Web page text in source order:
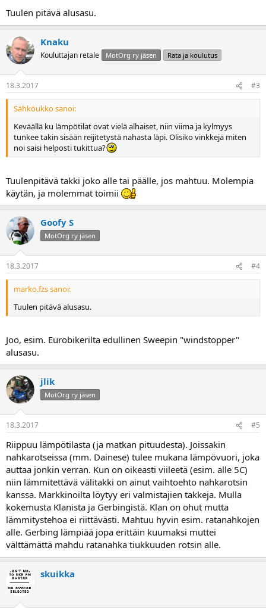
Tuulen pitävä alusasu.
Knaku
Kouluttajan retale MotOrg ry jäsen Rata ja koulutus
18.3.2017 #3
Sähköukko sanoi:
Keväällä ku lämpötilat ovat vielä alhaiset, niin viima ja kylmyys
tunkee takin sisään reijitetystä nahasta läpi. Olisiko vinkkejä miten
noi saisi helposti tukittua?
Tuulenpitävä takki joko alle tai päälle, jos mahtuu. Molempia
käytän, ja molemmat toimii
Goofy S
MotOrg ry jäsen
18.3.2017 #4
marko.fzs sanoi:
Tuulen pitävä alusasu.
Joo, esim. Eurobikerilta edullinen Sweepin "windstopper"
alusasu.
jlik
MotOrg ry jäsen
18.3.2017 #5
Riippuu lämpötilasta (ja matkan pituudesta). Joissakin
nahkarotseissa (mm. Dainese) tulee mukana lämpövuori, joka
auttaa jonkin verran. Kun on oikeasti viileetä (esim. alle 5C)
niin lämmitettävä välitakki on ainut vaihtoehto nahkarotsin
kanssa. Markkinoilta löytyy eri valmistajien takkeja. Mulla
kokemusta Klanista ja Gerbingistä. Klan on ohut mutta
lämmitystehoa ei riittävästi. Mahtuu hyvin esim. ratanahkojen
alle. Gerbing lämpiää jopa erittäin kuumaksi muttei
välttämättä mahdu ratanahka tiukkuuden rotsin alle.
skuikka